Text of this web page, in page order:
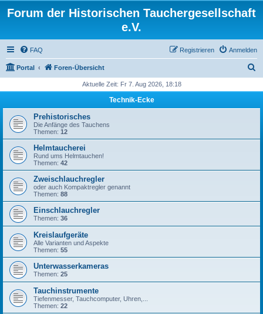
Forum der Historischen Tauchergesellschaft
e.V.
FAQ Anmelden
Registrieren
Portal Foren-Übersicht
h
Aktuelle Zeit: Fr 7. Aug 2026, 18:18
Technik-Ecke
Prehistorisches
Die Anfänge des Tauchens
Themen: 12
Helmtaucherei
Rund ums Helmtauchen!
Themen: 42
Zweischlauchregler
oder auch Kompaktregler genannt
Themen: 88
Einschlauchregler
Themen: 36
Kreislaufgeräte
Alle Varianten und Aspekte
Themen: 55
Unterwasserkameras
Themen: 25
Tauchinstrumente
Tiefenmesser, Tauchcomputer, Uhren,...
Themen: 22